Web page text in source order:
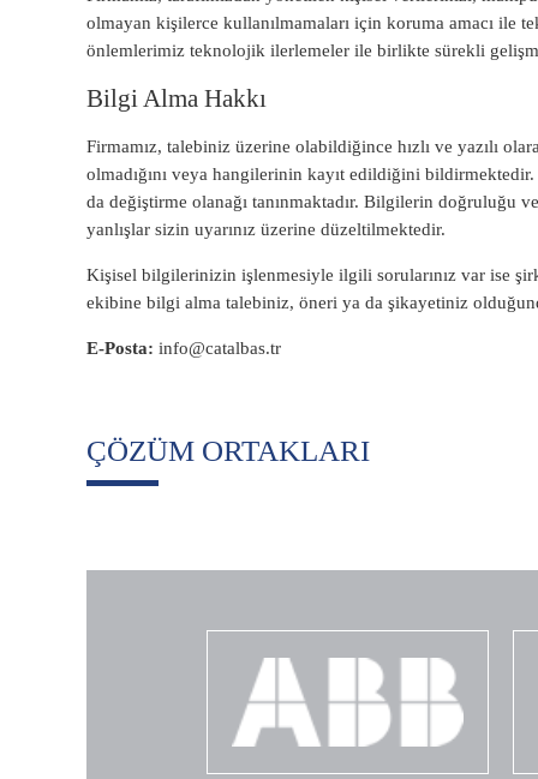
olmayan kişilerce kullanılmamaları için koruma amacı ile
önlemlerimiz teknolojik ilerlemeler ile birlikte sürekli
Bilgi Alma Hakkı
Firmamız, talebiniz üzerine olabildiğince hızlı ve yazılı
olmadığını veya hangilerinin kayıt edildiğini
da değiştirme olanağı tanınmaktadır. Bilgilerin doğruluğu
yanlışlar sizin uyarınız üzerine düzeltilmektedir.
Kişisel bilgilerinizin işlenmesiyle ilgili sorularınız var ise
ekibine bilgi alma talebiniz, öneri ya da şikayetiniz
E-Posta: info@catalbas.tr
ÇÖZÜM ORTAKLARI